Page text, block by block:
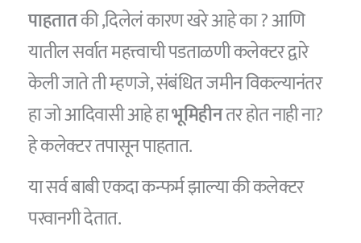
पाहतातकी ,दिलेलं कारण खरे आहे का ? आणि
यातील सर्वात महत्त्वाची पडताळणी कलेक्टर द्वारे
केली जाते ती म्हणजे, संबंधित जमीन विकल्यानंतर
हा जो आदिवासी आहे हाभूमिहीनतर होत नाही ना?
हे कलेक्टर तपासून पाहतात.
या सर्व बाबी एकदा कन्फर्म झाल्या की कलेक्टर
परवानगी देतात.